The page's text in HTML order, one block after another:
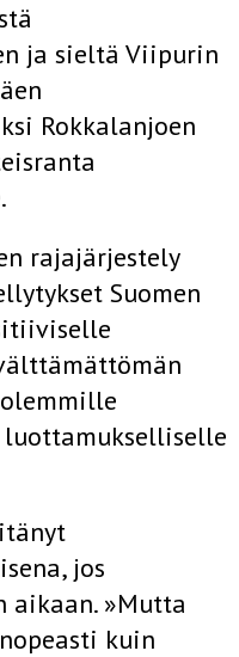
ja sieltä Viipurin
Rokkalanjoen
rajajärjestely
Suomen
jos
aikaan. »Mutta
kuin